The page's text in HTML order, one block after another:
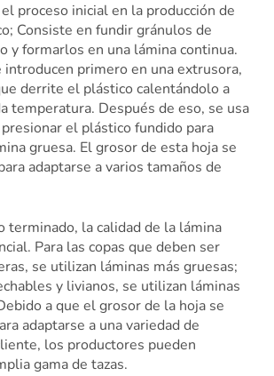
proceso inicial en la producción de
Consiste en fundir gránulos de
y formarlos en una lámina continua.
introducen primero en una extrusora,
derrite el plástico calentándolo a
temperatura. Después de eso, se usa
el plástico fundido para
gruesa. El grosor de esta hoja se
adaptarse a varios tamaños de
terminado, la calidad de la lámina
Para las copas que deben ser
se utilizan láminas más gruesas;
y livianos, se utilizan láminas
a que el grosor de la hoja se
adaptarse a una variedad de
los productores pueden
gama de tazas.